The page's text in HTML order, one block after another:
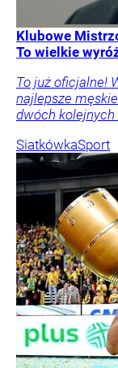
Klubowe
To wielkie
To już oficjalne!
najlepsze
dwóch
SiatkówkaSport